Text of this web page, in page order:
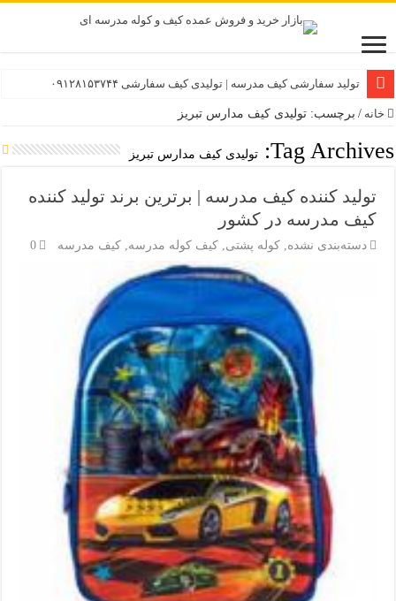
تولید سفارشی کیف مدرسه | تولیدی کیف سفارشی ۰۹۱۲۸۱۵۳۷۴۴
خانه / برچسب: تولیدی کیف مدارس تبریز
Tag Archives: تولیدی کیف مدارس تبریز
تولید کننده کیف مدرسه | برترین برند تولید کننده
کیف مدرسه در کشور
دسته‌بندی نشده,کوله پشتی,کیف کوله مدرسه,کیف مدرسه 0